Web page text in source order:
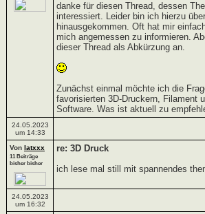
danke für diesen Thread, dessen
interessiert. Leider bin ich hierzu
hinausgekommen. Oft hat mir
mich angemessen zu informieren.
dieser Thread als Abkürzung an.
Zunächst einmal möchte ich die
favorisierten 3D-Druckern, Filament
Software. Was ist aktuell zu
24.05.2023
um 14:33
Von latxxx
11 Beiträge
bisher bisher
re: 3D Druck
ich lese mal still mit spannendes
24.05.2023
um 16:32